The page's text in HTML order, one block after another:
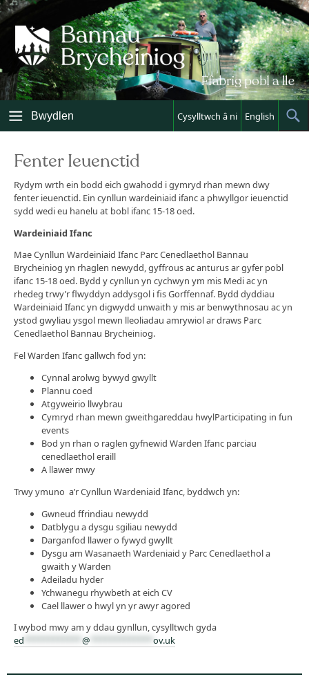
Skip
to
content
Bwydlen Cysylltwch â ni English
Fenter Ieuenctid
Rydym wrth ein bodd eich gwahodd i gymryd rhan mewn dwy
fenter ieuenctid. Ein cynllun wardeiniaid ifanc a phwyllgor ieuenctid
sydd wedi eu hanelu at bobl ifanc 15-18 oed.
Wardeiniaid Ifanc
Mae Cynllun Wardeiniaid Ifanc Parc Cenedlaethol Bannau
Brycheiniog yn rhaglen newydd, gyffrous ac anturus ar gyfer pobl
ifanc 15-18 oed. Bydd y cynllun yn cychwyn ym mis Medi ac yn
rhedeg trwy’r flwyddyn addysgol i fis Gorffennaf. Bydd dyddiau
Wardeiniaid Ifanc yn digwydd unwaith y mis ar benwythnosau ac yn
ystod gwyliau ysgol mewn lleoliadau amrywiol ar draws Parc
Cenedlaethol Bannau Brycheiniog.
Fel Warden Ifanc gallwch fod yn:
Cynnal arolwg bywyd gwyllt
Plannu coed
Atgyweirio llwybrau
Cymryd rhan mewn gweithgareddau hwylParticipating in fun
events
Bod yn rhan o raglen gyfnewid Warden Ifanc parciau
cenedlaethol eraill
A llawer mwy
Trwy ymuno a’r Cynllun Wardeniaid Ifanc, byddwch yn:
Gwneud ffrindiau newydd
Datblygu a dysgu sgiliau newydd
Darganfod llawer o fywyd gwyllt
Dysgu am Wasanaeth Wardeniaid y Parc Cenedlaethol a
gwaith y Warden
Adeiladu hyder
Ychwanegu rhywbeth at eich CV
Cael llawer o hwyl yn yr awyr agored
I wybod mwy am y ddau gynllun, cysylltwch gyda
ed
@ ov.uk